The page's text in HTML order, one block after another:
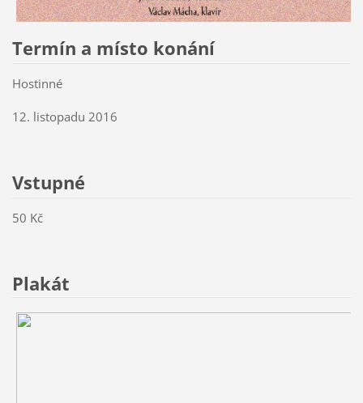
Termín a místo konání
Hostinné
12. listopadu 2016
Vstupné
50 Kč
Plakát